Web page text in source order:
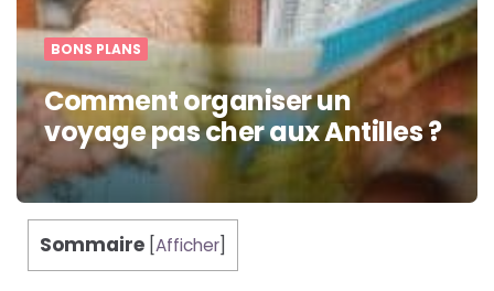
BONS PLANS
Comment organiser un
voyage pas cher aux Antilles ?
Sommaire Afficher